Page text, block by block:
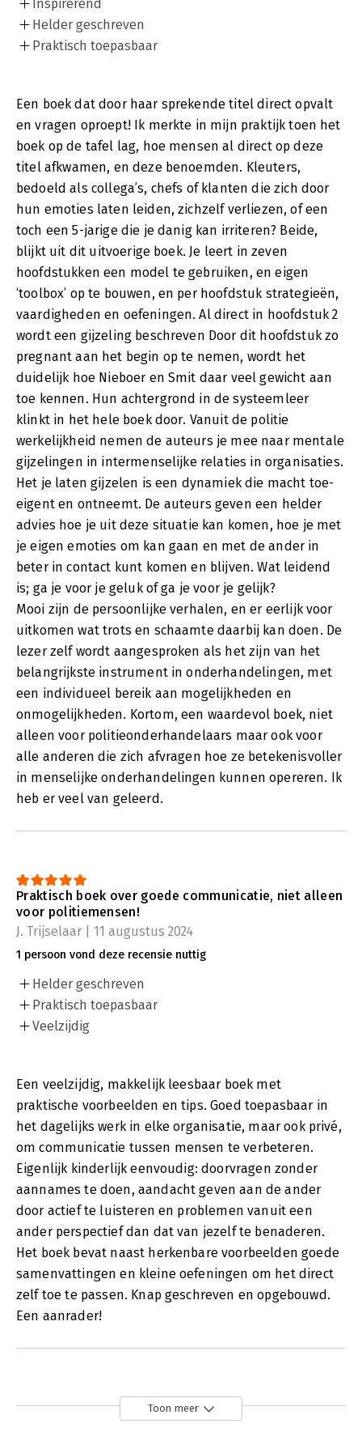
Inspirerend
Helder geschreven
Praktisch toepasbaar
Een boek dat door haar sprekende titel direct opvalt
en vragen oproept! Ik merkte in mijn praktijk toen het
boek op de tafel lag, hoe mensen al direct op deze
titel afkwamen, en deze benoemden. Kleuters,
bedoeld als collega’s, chefs of klanten die zich door
hun emoties laten leiden, zichzelf verliezen, of een
toch een 5-jarige die je danig kan irriteren? Beide,
blijkt uit dit uitvoerige boek. Je leert in zeven
hoofdstukken een model te gebruiken, en eigen
‘toolbox’ op te bouwen, en per hoofdstuk strategieën,
vaardigheden en oefeningen. Al direct in hoofdstuk 2
wordt een gijzeling beschreven Door dit hoofdstuk zo
pregnant aan het begin op te nemen, wordt het
duidelijk hoe Nieboer en Smit daar veel gewicht aan
toe kennen. Hun achtergrond in de systeemleer
klinkt in het hele boek door. Vanuit de politie
werkelijkheid nemen de auteurs je mee naar mentale
gijzelingen in intermenselijke relaties in organisaties.
Het je laten gijzelen is een dynamiek die macht toe-
eigent en ontneemt. De auteurs geven een helder
advies hoe je uit deze situatie kan komen, hoe je met
je eigen emoties om kan gaan en met de ander in
beter in contact kunt komen en blijven. Wat leidend
is; ga je voor je geluk of ga je voor je gelijk?
Mooi zijn de persoonlijke verhalen, en er eerlijk voor
uitkomen wat trots en schaamte daarbij kan doen. De
lezer zelf wordt aangesproken als het zijn van het
belangrijkste instrument in onderhandelingen, met
een individueel bereik aan mogelijkheden en
onmogelijkheden. Kortom, een waardevol boek, niet
alleen voor politieonderhandelaars maar ook voor
alle anderen die zich afvragen hoe ze betekenisvoller
in menselijke onderhandelingen kunnen opereren. Ik
heb er veel van geleerd.
Praktisch boek over goede communicatie, niet alleen
voor politiemensen!
J. Trijselaar | 11 augustus 2024
1 persoon vond deze recensie nuttig
Helder geschreven
Praktisch toepasbaar
Veelzijdig
Een veelzijdig, makkelijk leesbaar boek met
praktische voorbeelden en tips. Goed toepasbaar in
het dagelijks werk in elke organisatie, maar ook privé,
om communicatie tussen mensen te verbeteren.
Eigenlijk kinderlijk eenvoudig: doorvragen zonder
aannames te doen, aandacht geven aan de ander
door actief te luisteren en problemen vanuit een
ander perspectief dan dat van jezelf te benaderen.
Het boek bevat naast herkenbare voorbeelden goede
samenvattingen en kleine oefeningen om het direct
zelf toe te passen. Knap geschreven en opgebouwd.
Een aanrader!
Toon meer